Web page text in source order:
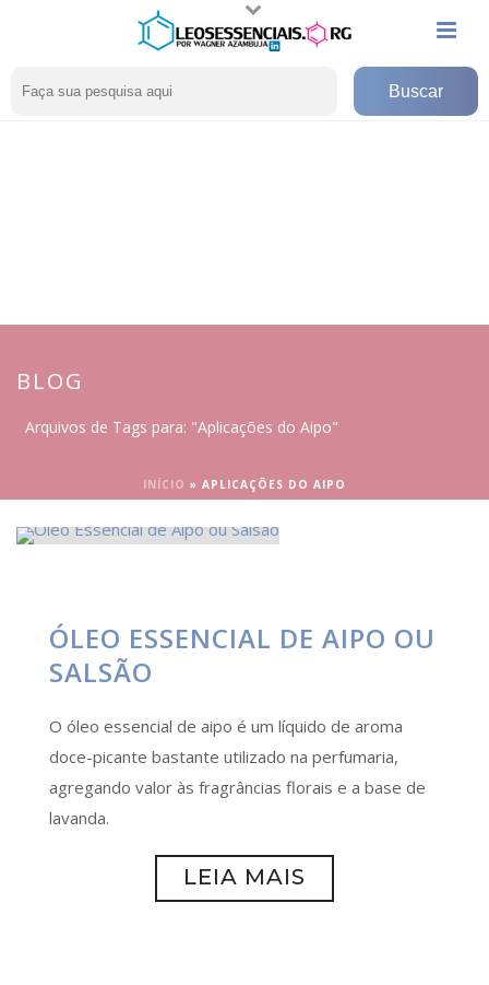
BLOG
Arquivos de Tags para: "Aplicações do Aipo"
INÍCIO » APLICAÇÕES DO AIPO
ÓLEO ESSENCIAL DE AIPO OU
SALSÃO
O óleo essencial de aipo é um líquido de aroma
doce-picante bastante utilizado na perfumaria,
agregando valor às fragrâncias florais e a base de
lavanda.
LEIA MAIS